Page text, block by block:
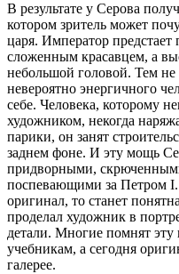
В результате у Серова
котором зритель может
царя. Император
сложенным красавцем, а
небольшой головой. Тем
невероятно энергичного
себе. Человека, которому
художником, некогда
парики, он занят
заднем фоне. И эту мощь
придворными,
поспевающими за Петром I.
оригинал, то станет
проделал художник в
детали. Многие помнят
учебникам, а сегодня
галерее.